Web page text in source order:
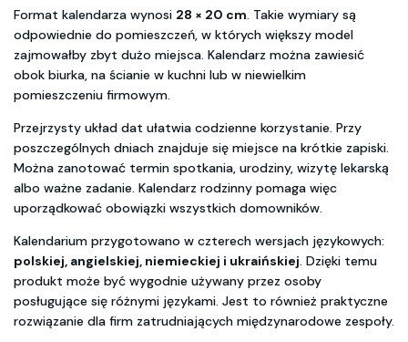
Format kalendarza wynosi 28 × 20 cm . Takie wymiary są
odpowiednie do pomieszczeń, w których większy model
zajmowałby zbyt dużo miejsca. Kalendarz można zawiesić
obok biurka, na ścianie w kuchni lub w niewielkim
pomieszczeniu firmowym.
Przejrzysty układ dat ułatwia codzienne korzystanie. Przy
poszczególnych dniach znajduje się miejsce na krótkie zapiski.
Można zanotować termin spotkania, urodziny, wizytę lekarską
albo ważne zadanie. Kalendarz rodzinny pomaga więc
uporządkować obowiązki wszystkich domowników.
Kalendarium przygotowano w czterech wersjach językowych:
polskiej, angielskiej, niemieckiej i ukraińskiej. Dzięki temu
produkt może być wygodnie używany przez osoby
posługujące się różnymi językami. Jest to również praktyczne
rozwiązanie dla firm zatrudniających międzynarodowe zespoły.